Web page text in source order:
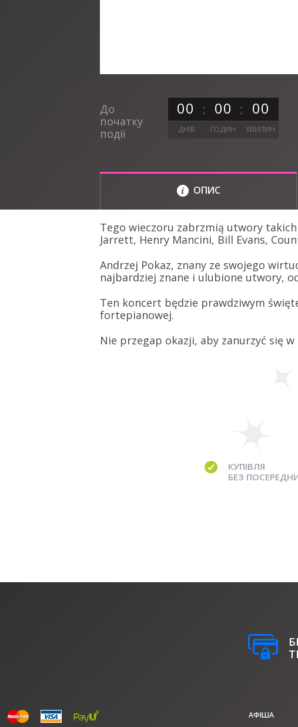
До
початку
події
00 00 00
ДНІВ ГОДИН ХВИЛИН
ОПИС
Tego wieczoru zabrzmią utwory
Jarrett, Henry Mancini, Bill Evans,
Andrzej Pokaz, znany ze swojego
najbardziej znane i ulubione utwory,
Ten koncert będzie prawdziwym
fortepianowej.
Nie przegap okazji, aby zanurzyć się
КУПІВЛЯ
БЕЗ
АФІША